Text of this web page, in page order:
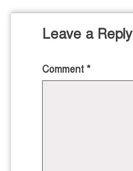
Leave a Reply
Comment *